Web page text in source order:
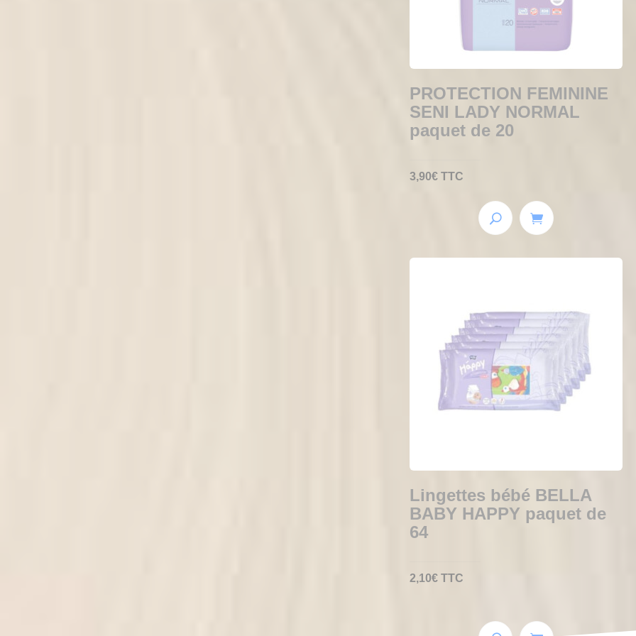
PROTECTION FEMININE
SENI LADY NORMAL
paquet de 20
3,90€ TTC
Lingettes bébé BELLA
BABY HAPPY paquet de
64
2,10€ TTC